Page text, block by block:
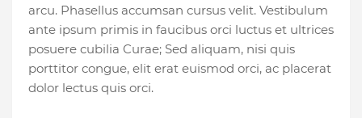
arcu. Phasellus accumsan cursus velit. Vestibulum
ante ipsum primis in faucibus orci luctus et ultrices
posuere cubilia Curae; Sed aliquam, nisi quis
porttitor congue, elit erat euismod orci, ac placerat
dolor lectus quis orci.